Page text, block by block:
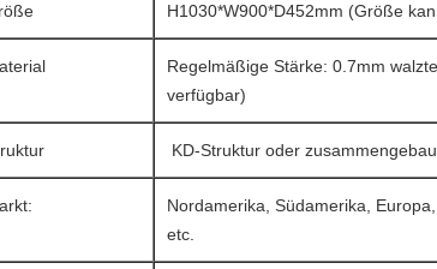
H1030*W900*D452mm (Größe
Regelmäßige Stärke: 0.7mm
verfügbar)
KD-Struktur oder
Nordamerika, Südamerika,
etc.